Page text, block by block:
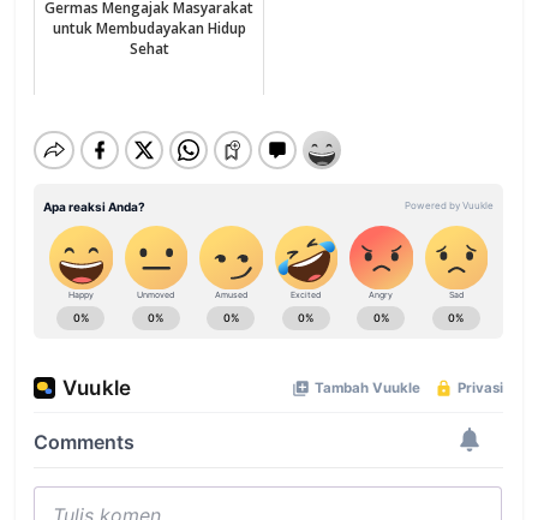
Germas Mengajak Masyarakat
untuk Membudayakan Hidup
Sehat